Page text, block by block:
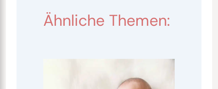
Ähnliche Themen: